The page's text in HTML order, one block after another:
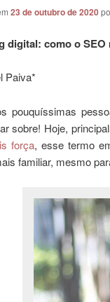
23 de outubro de 2020
digital: como o
Paiva*
pouquíssimas
sobre! Hoje,
força, esse termo
familiar, mesmo